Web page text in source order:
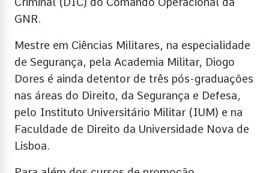
GNR.
Mestre em Ciências Militares, na especialidade
de Segurança, pela Academia Militar, Diogo
Dores é ainda detentor de três pós-graduações
nas áreas do Direito, da Segurança e Defesa,
pelo Instituto Universitário Militar (IUM) e na
Faculdade de Direito da Universidade Nova de
Lisboa.